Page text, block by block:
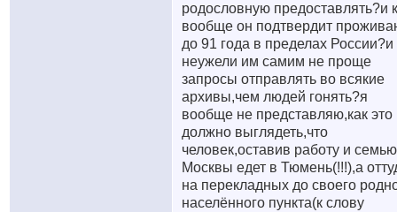
родословную предоставлять?и
вообще он подтвердит
до 91 года в пределах России?и
неужели им самим не проще
запросы отправлять во всякие
архивы,чем людей гонять?я
вообще не представляю,как это
должно выглядеть,что
человек,оставив работу и
Москвы едет в Тюмень(!!!),а
на перекладных до своего
населённого пункта(к слову